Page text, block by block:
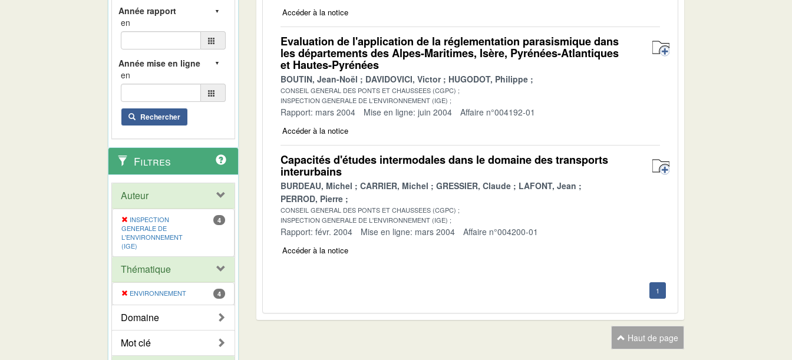
en
en
Rechercher
Filtres
Auteur
INSPECTION
GENERALE DE
L'ENVIRONNEMENT
(IGE)
4
Thématique
ENVIRONNEMENT 4
Domaine
Mot clé
Accéder à la notice
Evaluation de l'application de la réglementation parasismique dans
les départements des Alpes-Maritimes, Isère, Pyrénées-Atlantiques
et Hautes-Pyrénées
BOUTIN, Jean-Noël DAVIDOVICI, Victor HUGODOT, Philippe
CONSEIL GENERAL DES PONTS ET CHAUSSEES (CGPC)
INSPECTION GENERALE DE L'ENVIRONNEMENT (IGE)
Rapport: mars 2004 Mise en ligne: juin 2004 Affaire n°004192-01
Accéder à la notice
Capacités d'études intermodales dans le domaine des transports
interurbains
BURDEAU, Michel CARRIER, Michel GRESSIER, Claude
LAFONT, Jean
PERROD, Pierre
CONSEIL GENERAL DES PONTS ET CHAUSSEES (CGPC)
INSPECTION GENERALE DE L'ENVIRONNEMENT (IGE)
Rapport: févr. 2004 Mise en ligne: mars 2004 Affaire n°004200-01
Accéder à la notice
1
Haut de page